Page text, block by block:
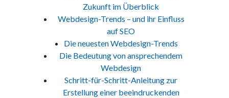
Zukunft im Überblick
Webdesign-Trends – und ihr Einfluss
auf SEO
Die neuesten Webdesign-Trends
Die Bedeutung von ansprechendem
Webdesign
Schritt-für-Schritt-Anleitung zur
Erstellung einer beeindruckenden